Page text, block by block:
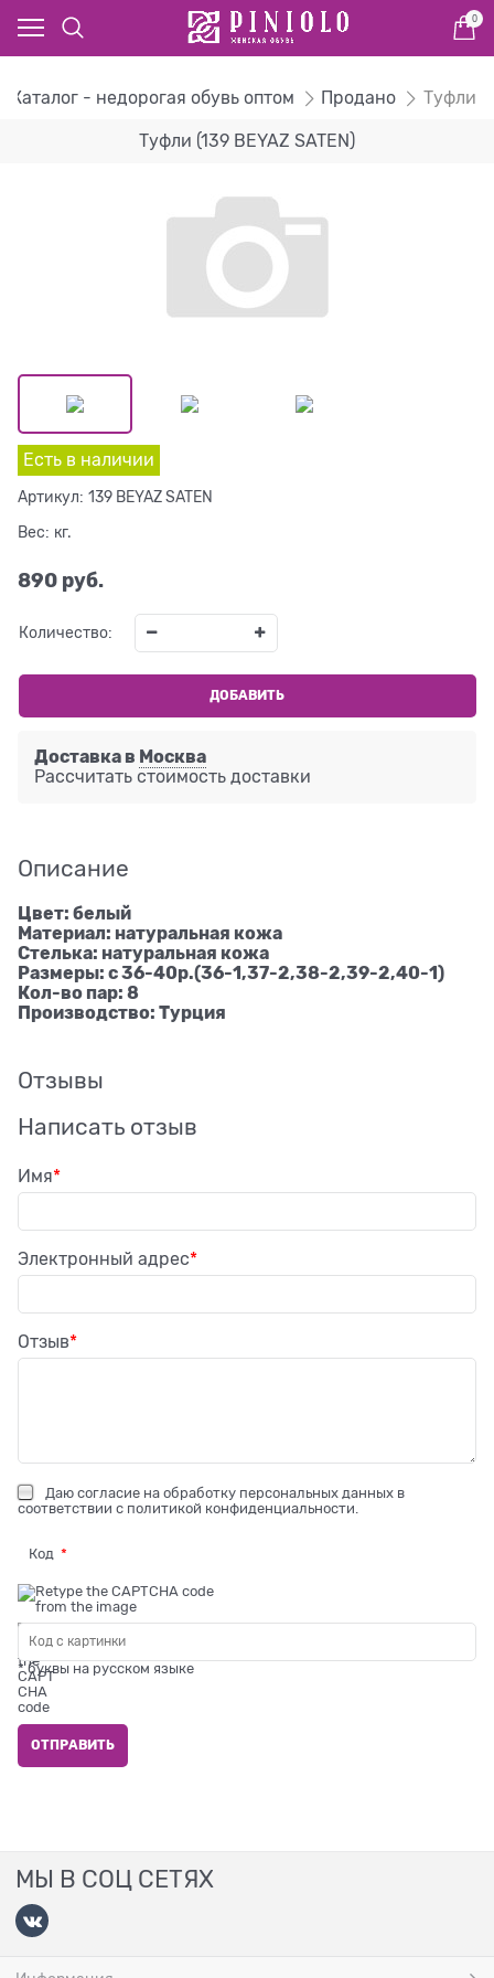
0
Каталог - недорогая обувь оптом Продано Туфли
Туфли (139 BEYAZ SATEN)
Есть в наличии
Артикул: 139 BEYAZ SATEN
Вес: кг.
890 руб.
Количество:
ДОБАВИТЬ
Доставка в Москва
Рассчитать стоимость доставки
Описание
Цвет: белый
Материал: натуральная кожа
Стелька: натуральная кожа
Размеры: с 36-40р.(36-1,37-2,38-2,39-2,40-1)
Кол-во пар: 8
Производство: Турция
Отзывы
Написать отзыв
Имя
Электронный адрес
Отзыв
Даю согласие на обработку персональных данных в
соответствии с политикой конфиденциальности
Код
* буквы на русском языке
МЫ В СОЦ СЕТЯХ